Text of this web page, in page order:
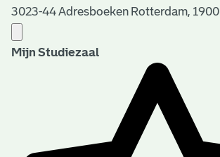
3023-44 Adresboeken Rotterdam, 1900
Mijn Studiezaal